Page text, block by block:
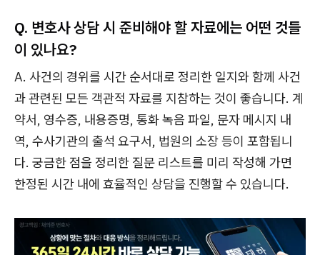
Q. 변호사 상담 시 준비해야 할 자료에는 어떤 것들
이 있나요?
A. 사건의 경위를 시간 순서대로 정리한 일지와 함께 사건
과 관련된 모든 객관적 자료를 지참하는 것이 좋습니다. 계
약서, 영수증, 내용증명, 통화 녹음 파일, 문자 메시지 내
역, 수사기관의 출석 요구서, 법원의 소장 등이 포함됩니
다. 궁금한 점을 정리한 질문 리스트를 미리 작성해 가면
한정된 시간 내에 효율적인 상담을 진행할 수 있습니다.